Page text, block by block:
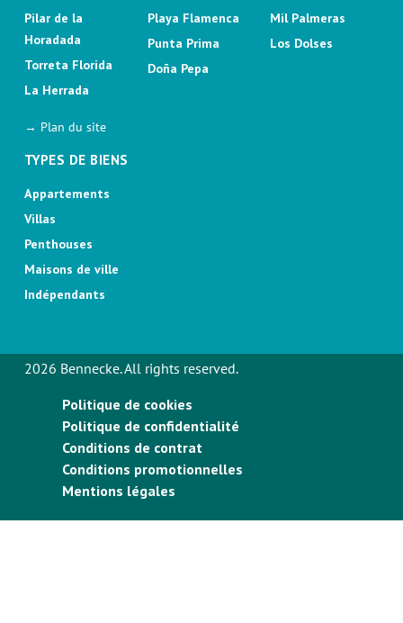
Pilar de la
Horadada
Torreta Florida
La Herrada
Playa Flamenca
Punta Prima
Doña Pepa
Mil Palmeras
Los Dolses
→ Plan du site
TYPES DE BIENS
Appartements
Villas
Penthouses
Maisons de ville
Indépendants
2026 Bennecke. All rights reserved.
Politique de cookies
Politique de confidentialité
Conditions de contrat
Conditions promotionnelles
Mentions légales